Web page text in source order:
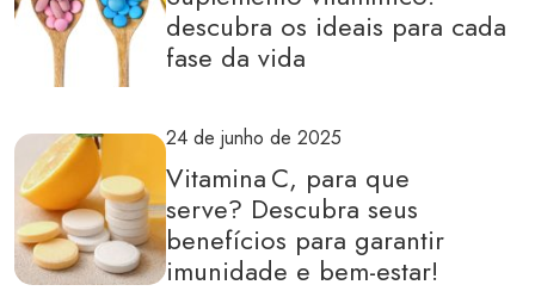
descubra os ideais para cada
fase da vida
24 de junho de 2025
Vitamina C, para que
serve? Descubra seus
benefícios para garantir
imunidade e bem-estar!